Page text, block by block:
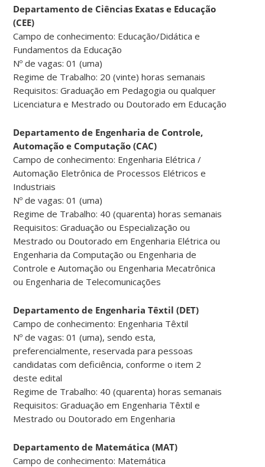
Departamento de Ciências Exatas e Educação
(CEE)
Campo de conhecimento: Educação/Didática e
Fundamentos da Educação
Nº de vagas: 01 (uma)
Regime de Trabalho: 20 (vinte) horas semanais
Requisitos: Graduação em Pedagogia ou qualquer
Licenciatura e Mestrado ou Doutorado em Educação
Departamento de Engenharia de Controle,
Automação e Computação (CAC)
Campo de conhecimento: Engenharia Elétrica /
Automação Eletrônica de Processos Elétricos e
Industriais
Nº de vagas: 01 (uma)
Regime de Trabalho: 40 (quarenta) horas semanais
Requisitos: Graduação ou Especialização ou
Mestrado ou Doutorado em Engenharia Elétrica ou
Engenharia da Computação ou Engenharia de
Controle e Automação ou Engenharia Mecatrônica
ou Engenharia de Telecomunicações
Departamento de Engenharia Têxtil (DET)
Campo de conhecimento: Engenharia Têxtil
Nº de vagas: 01 (uma), sendo esta,
preferencialmente, reservada para pessoas
candidatas com deficiência, conforme o item 2
deste edital
Regime de Trabalho: 40 (quarenta) horas semanais
Requisitos: Graduação em Engenharia Têxtil e
Mestrado ou Doutorado em Engenharia
Departamento de Matemática (MAT)
Campo de conhecimento: Matemática